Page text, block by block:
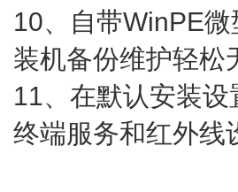
10、自带WinPE
装机备份维护轻松
11、在默认安装
终端服务和红外线